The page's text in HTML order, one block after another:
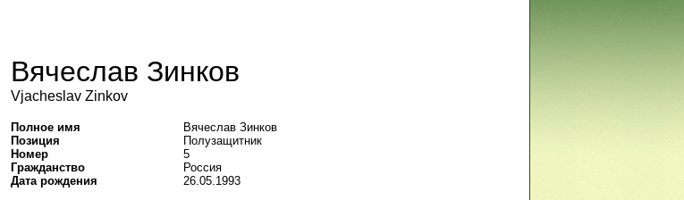
Вячеслав Зинков
Vjacheslav Zinkov
Полное имя
Вячеслав Зинков
Позиция
Полузащитник
Номер
5
Гражданство
Россия
Дата рождения
26.05.1993